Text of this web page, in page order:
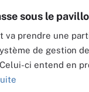
sous le
va prendre une
de gestion
ci entend en